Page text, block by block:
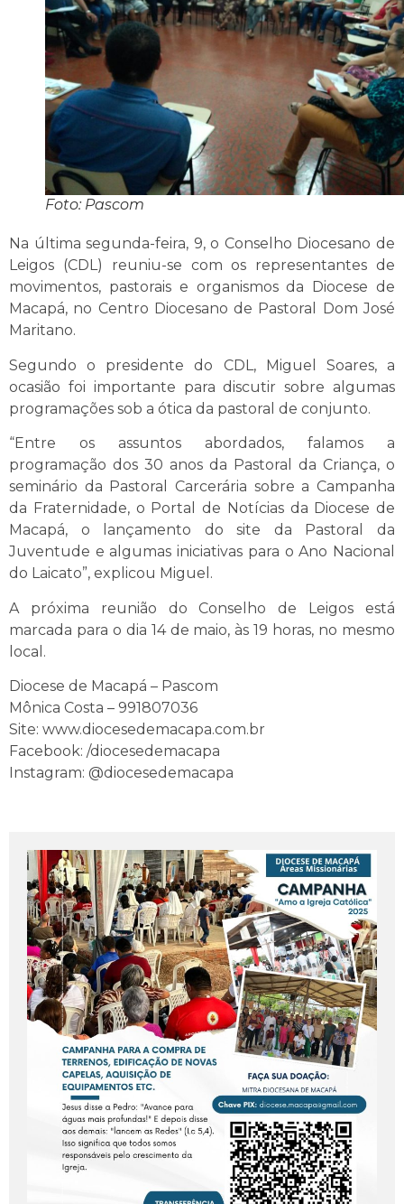
Foto: Pascom
Na última segunda-feira, 9, o Conselho Diocesano de
Leigos (CDL) reuniu-se com os representantes de
movimentos, pastorais e organismos da Diocese de
Macapá, no Centro Diocesano de Pastoral Dom José
Maritano.
Segundo o presidente do CDL, Miguel Soares, a
ocasião foi importante para discutir sobre algumas
programações sob a ótica da pastoral de conjunto.
“Entre os assuntos abordados, falamos a
programação dos 30 anos da Pastoral da Criança, o
seminário da Pastoral Carcerária sobre a Campanha
da Fraternidade, o Portal de Notícias da Diocese de
Macapá, o lançamento do site da Pastoral da
Juventude e algumas iniciativas para o Ano Nacional
do Laicato”, explicou Miguel.
A próxima reunião do Conselho de Leigos está
marcada para o dia 14 de maio, às 19 horas, no mesmo
local.
Diocese de Macapá – Pascom
Mônica Costa – 991807036
Site: www.diocesedemacapa.com.br
Facebook: /diocesedemacapa
Instagram: @diocesedemacapa